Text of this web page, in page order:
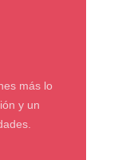
más lo
y un